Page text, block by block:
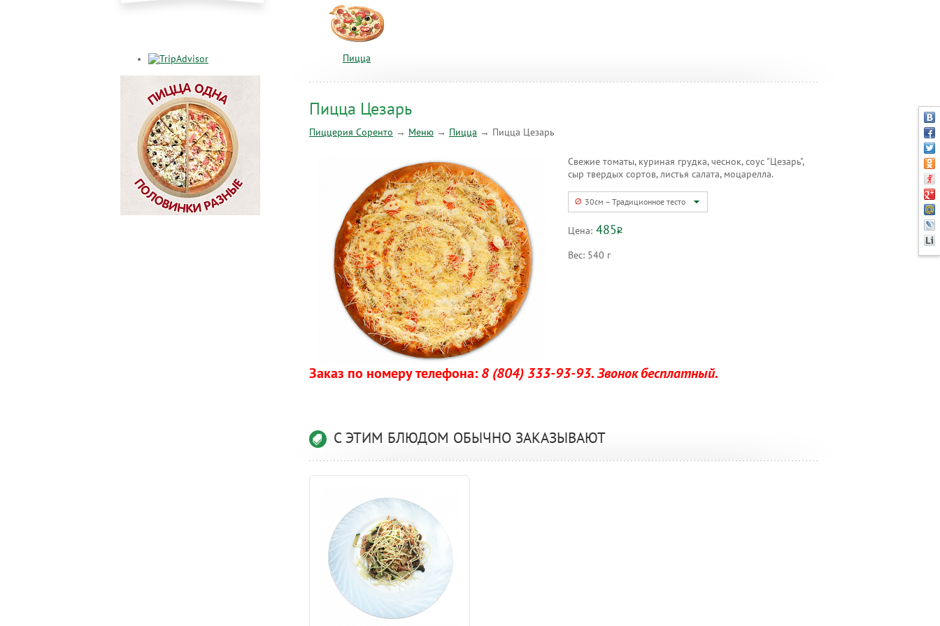
Пицца
Пицца Цезарь
Пиццерия Соренто → Меню → Пицца → Пицца Цезарь
Свежие томаты, куриная грудка, чеснок, соус "Цезарь",
сыр твердых сортов, листья салата, моцарелла.
30см – Традиционное тесто
Цена: 485Р
Вес: 540 г
Заказ по номеру телефона: 8 (804) 333-93-93. Звонок бесплатный.
С ЭТИМ БЛЮДОМ ОБЫЧНО ЗАКАЗЫВАЮТ